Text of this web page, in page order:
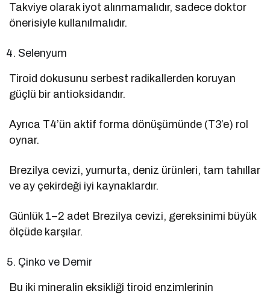
Takviye olarak iyot alınmamalıdır, sadece doktor
önerisiyle kullanılmalıdır.
Selenyum
Tiroid dokusunu serbest radikallerden koruyan
güçlü bir antioksidandır.
Ayrıca T4’ün aktif forma dönüşümünde (T3’e) rol
oynar.
Brezilya cevizi, yumurta, deniz ürünleri, tam tahıllar
ve ay çekirdeği iyi kaynaklardır.
Günlük 1–2 adet Brezilya cevizi, gereksinimi büyük
ölçüde karşılar.
Çinko ve Demir
Bu iki mineralin eksikliği tiroid enzimlerinin